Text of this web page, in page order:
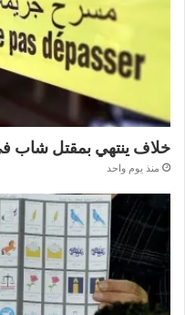
خلاف ينتهي بمقتل شاب
منذ يوم واحد